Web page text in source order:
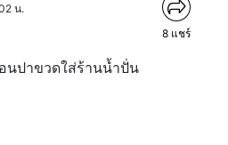
น.
8 แชร์
นปาขวดใส่ร้านน้ำปั่น